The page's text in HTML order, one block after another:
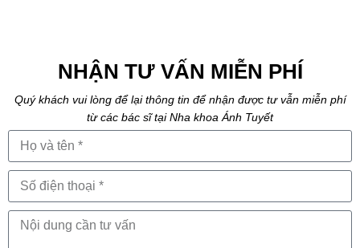
NHẬN TƯ VẤN MIỄN PHÍ
Quý khách vui lòng để lại thông tin để nhận được tư vẫn miễn phí
từ các bác sĩ tại Nha khoa Ánh Tuyết